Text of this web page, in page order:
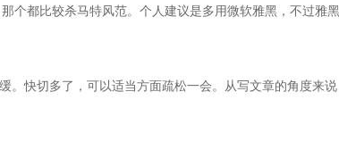
都比较杀马特风范。个人建议是多用微软雅黑，不过雅
快切多了，可以适当方面疏松一会。从写文章的角度来说